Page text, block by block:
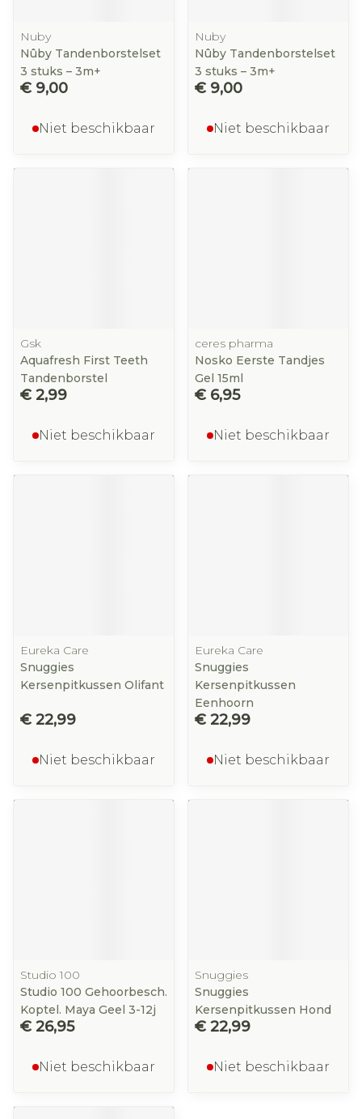
Nuby
Nûby Tandenborstelset
3 stuks – 3m+
€ 9,00
Niet beschikbaar
Nuby
Nûby Tandenborstelset
3 stuks – 3m+
€ 9,00
Niet beschikbaar
Gsk
Aquafresh First Teeth
Tandenborstel
€ 2,99
Niet beschikbaar
ceres pharma
Nosko Eerste Tandjes
Gel 15ml
€ 6,95
Niet beschikbaar
Eureka Care
Snuggies
Kersenpitkussen Olifant
€ 22,99
Niet beschikbaar
Eureka Care
Snuggies
Kersenpitkussen
Eenhoorn
€ 22,99
Niet beschikbaar
Studio 100
Studio 100 Gehoorbesch.
Koptel. Maya Geel 3-12j
€ 26,95
Niet beschikbaar
Snuggies
Snuggies
Kersenpitkussen Hond
€ 22,99
Niet beschikbaar